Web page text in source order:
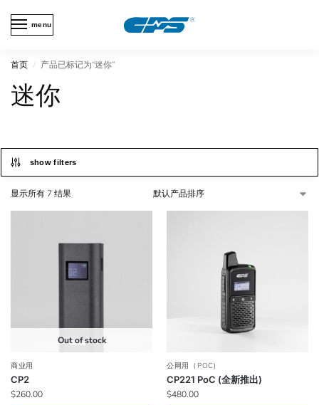
menu
首页 / 产品已标记为“迷你”
迷你
show filters
显示所有 7 结果
Out of stock
商业用
CP2
$260.00
公网用（POC)
CP221 PoC (全新推出)
$480.00